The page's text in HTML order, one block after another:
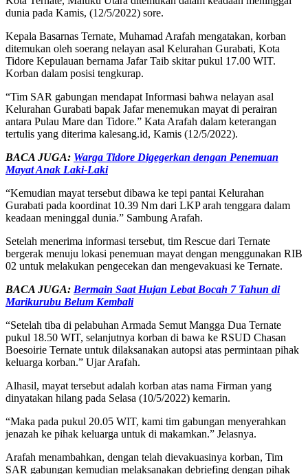
dunia pada Kamis, (12/5/2022) sore.
Kepala Basarnas Ternate, Muhamad Arafah mengatakan, korban
ditemukan oleh soerang nelayan asal Kelurahan Gurabati, Kota
Tidore Kepulauan bernama Jafar Taib skitar pukul 17.00 WIT.
Korban dalam posisi tengkurap.
“Tim SAR gabungan mendapat Informasi bahwa nelayan asal
Kelurahan Gurabati bapak Jafar menemukan mayat di perairan
antara Pulau Mare dan Tidore.” Kata Arafah dalam keterangan
tertulis yang diterima kalesang.id, Kamis (12/5/2022).
BACA JUGA: Warga Tidore Digegerkan dengan Penemuan
Mayat Anak Laki-Laki
“Kemudian mayat tersebut dibawa ke tepi pantai Kelurahan
Gurabati pada koordinat 10.39 Nm dari LKP arah tenggara dalam
keadaan meninggal dunia.” Sambung Arafah.
Setelah menerima informasi tersebut, tim Rescue dari Ternate
bergerak menuju lokasi penemuan mayat dengan menggunakan RIB
02 untuk melakukan pengecekan dan mengevakuasi ke Ternate.
BACA JUGA: Bermain Saat Hujan Lebat Bocah 7 Tahun di
Marikurubu Belum Kembali
“Setelah tiba di pelabuhan Armada Semut Mangga Dua Ternate
pukul 18.50 WIT, selanjutnya korban di bawa ke RSUD Chasan
Boesoirie Ternate untuk dilaksanakan autopsi atas permintaan pihak
keluarga korban.” Ujar Arafah.
Alhasil, mayat tersebut adalah korban atas nama Firman yang
dinyatakan hilang pada Selasa (10/5/2022) kemarin.
“Maka pada pukul 20.05 WIT, kami tim gabungan menyerahkan
jenazah ke pihak keluarga untuk di makamkan.” Jelasnya.
Arafah menambahkan, dengan telah dievakuasinya korban, Tim
SAR gabungan kemudian melaksanakan debriefing dengan pihak